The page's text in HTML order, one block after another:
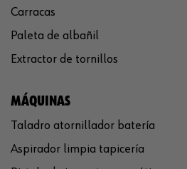
Carracas
Paleta de albañil
Extractor de tornillos
MÁQUINAS
Taladro atornillador batería
Aspirador limpia tapicería